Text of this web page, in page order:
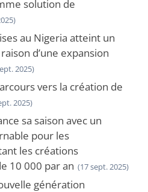
solution de
au Nigeria atteint un
d’une expansion
2025)
vers la création de
2025)
sa saison avec un
pour les
les créations
10 000 par an (17 sept. 2025)
génération